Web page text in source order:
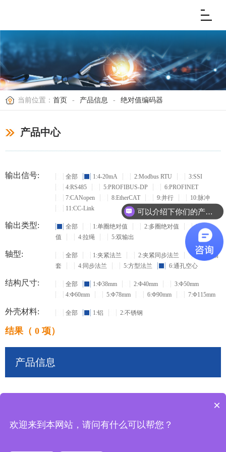
当前位置： 首页 - 产品信息 - 绝对值编码器
产品中心
输出信号: 全部 1:4-20mA 2:Modbus RTU
3:SSI
4:RS485
5:PROFIBUS-DP
6:PROFINET
7:CANopen
8:EtherCAT 9:并行
10:脉冲
11:CC-Link
输出类型: 全部 1:单圈绝对值 2:多圈绝对值
3:增量
值
4:拉绳 5:双输出
轴型: 全部 1:夹紧法兰 2:夹紧同步法兰
3:盲孔轴
套
4:同步法兰 5:方型法兰 6:通孔空心
结构尺寸: 全部 1:Φ38mm 2:Φ40mm
3:Φ50mm
4:Φ60mm
5:Φ78mm 6:Φ90mm 7:Φ115mm
外壳材料: 全部 1:铝 2:不锈钢
结果（ 0 项）
产品信息
可以介绍下你们的产品么？
×
欢迎来到本网站，请问有什么可以帮您？